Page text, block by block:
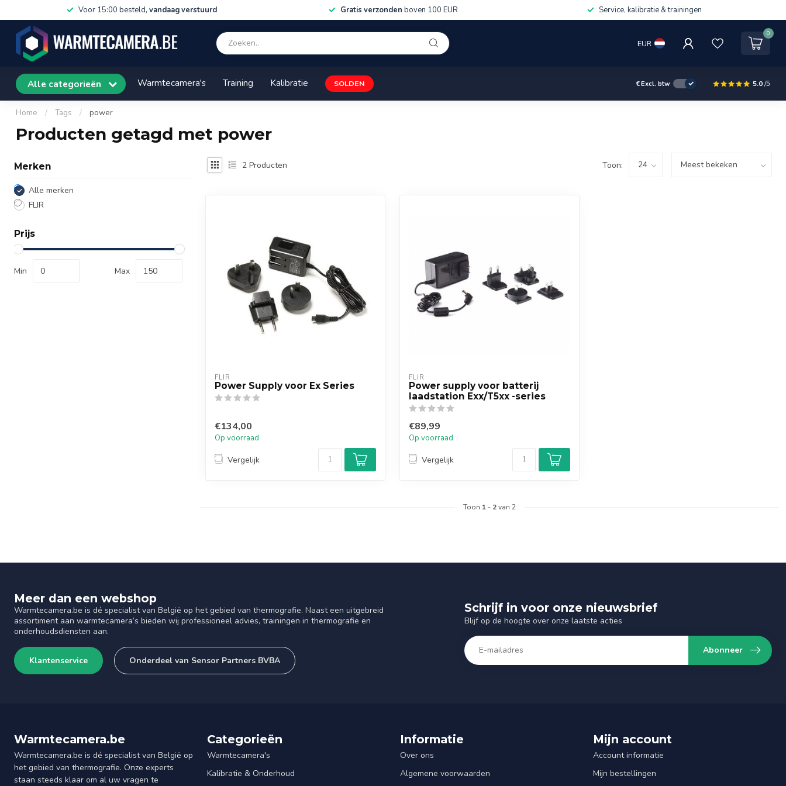
Voor 15:00 besteld, vandaag verstuurd Gratis verzonden boven 100 EUR Service, kalibratie & trainingen
EUR
0
Alle categorieën Warmtecamera's Training Kalibratie SOLDEN €Excl. btw 5.0/5
Home / Tags / power
Producten getagd met power
Merken
Alle merken
FLIR
Prijs
Min Max
2 Producten Toon:
FLIR
Power Supply voor Ex Series
€134,00
Op voorraad
Vergelijk
FLIR
Power supply voor batterij
laadstation Exx/T5xx -series
€89,99
Op voorraad
Vergelijk
Toon 1 - 2van 2
Meer dan een webshop
Warmtecamera.be is dé specialist van België op het gebied van thermografie. Naast een uitgebreid
assortiment aan warmtecamera’s bieden wij professioneel advies, trainingen in thermografie en
onderhoudsdiensten aan.
Klantenservice Onderdeel van Sensor Partners BVBA
Schrijf in voor onze nieuwsbrief
Blijf op de hoogte over onze laatste acties
Abonneer
Warmtecamera.be
Warmtecamera.be is dé specialist van België op
het gebied van thermografie. Onze experts
staan steeds klaar om al uw vragen te
Categorieën
Warmtecamera's
Kalibratie & Onderhoud
Informatie
Over ons
Algemene voorwaarden
Mijn account
Account informatie
Mijn bestellingen